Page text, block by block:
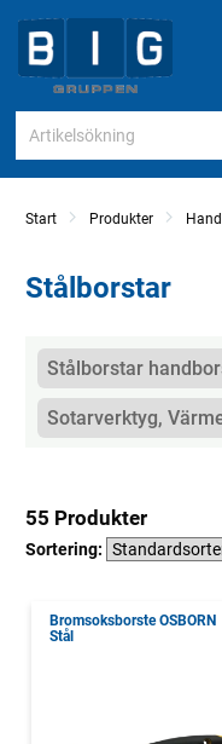
Start Produkter
Stålborstar
Kategorier
Stålborstar
Sotarverktyg,
55 Produkter
Sortering:
Bromsoksborste OSBORN
Stål